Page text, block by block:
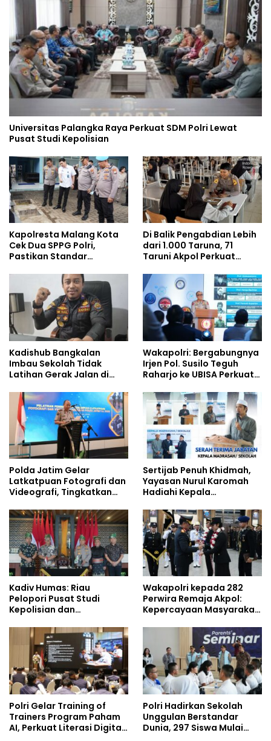
Universitas Palangka Raya Perkuat SDM Polri Lewat
Pusat Studi Kepolisian
Kapolresta Malang Kota
Cek Dua SPPG Polri,
Pastikan Standar
Pengelolaan Limbah
Berjalan Optimal
Di Balik Pengabdian Lebih
dari 1.000 Taruna, 71
Taruni Akpol Perkuat
Siswa Sekolah Rakyat
Kadishub Bangkalan
Imbau Sekolah Tidak
Latihan Gerak Jalan di
Wakapolri: Bergabungnya
Irjen Pol. Susilo Teguh
Raharjo ke UBISA Perkuat
Studi Kepolisian
Polda Jatim Gelar
Latkatpuan Fotografi dan
Videografi, Tingkatkan
Era Digital
Sertijab Penuh Khidmah,
Yayasan Nurul Karomah
Hadiahi Kepala
Umrah
Kadiv Humas: Riau
Pelopori Pusat Studi
Kepolisian dan
Policing Masuki Babak
Wakapolri kepada 282
Perwira Remaja Akpol:
Kepercayaan Masyarakat
Polri Gelar Training of
Trainers Program Paham
AI, Perkuat Literasi Digital
Polri Hadirkan Sekolah
Unggulan Berstandar
Dunia, 297 Siswa Mulai